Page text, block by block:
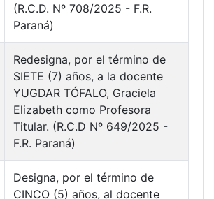
(R.C.D. Nº 708/2025 - F.R.
Paraná)
Redesigna, por el término de
SIETE (7) años, a la docente
YUGDAR TÓFALO, Graciela
Elizabeth como Profesora
Titular. (R.C.D Nº 649/2025 -
F.R. Paraná)
Designa, por el término de
CINCO (5) años, al docente